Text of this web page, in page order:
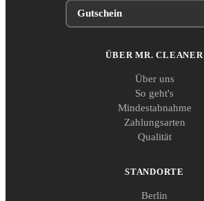
Gutschein
ÜBER MR. CLEANER
Über uns
So geht's
Mindestabnahme
Zahlungsarten
Qualität
STANDORTE
Berlin